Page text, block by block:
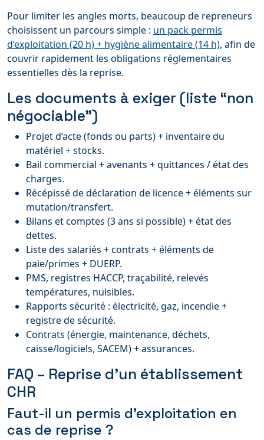
Pour limiter les angles morts, beaucoup de repreneurs
choisissent un parcours simple : un pack permis
d’exploitation (20 h) + hygiène alimentaire (14 h), afin de
couvrir rapidement les obligations réglementaires
essentielles dès la reprise.
Les documents à exiger (liste “non
négociable”)
Projet d’acte (fonds ou parts) + inventaire du
matériel + stocks.
Bail commercial + avenants + quittances / état des
charges.
Récépissé de déclaration de licence + éléments sur
mutation/transfert.
Bilans et comptes (3 ans si possible) + état des
dettes.
Liste des salariés + contrats + éléments de
paie/primes + DUERP.
PMS, registres HACCP, traçabilité, relevés
températures, nuisibles.
Rapports sécurité : électricité, gaz, incendie +
registre de sécurité.
Contrats (énergie, maintenance, déchets,
caisse/logiciels, SACEM) + assurances.
FAQ – Reprise d’un établissement
CHR
Faut-il un permis d’exploitation en
cas de reprise ?